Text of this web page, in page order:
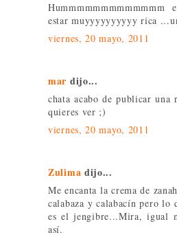
estar muyyyyyyyyyy rica
viernes, 20 mayo, 2011
mar dijo...
chata acabo de publicar
quieres ver ;)
viernes, 20 mayo, 2011
Zulima dijo...
Me encanta la crema de
calabaza y calabacín pero lo
es el jengibre...Mira, igual
así.